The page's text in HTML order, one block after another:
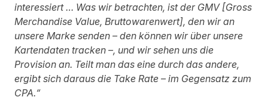
interessiert … Was wir betrachten, ist der GMV [Gross
Merchandise Value, Bruttowarenwert], den wir an
unsere Marke senden – den können wir über unsere
Kartendaten tracken –, und wir sehen uns die
Provision an. Teilt man das eine durch das andere,
ergibt sich daraus die Take Rate – im Gegensatz zum
CPA.“